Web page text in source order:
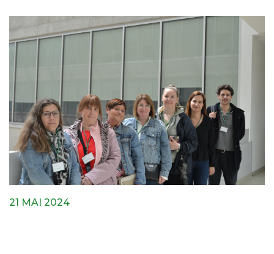
21 MAI 2024